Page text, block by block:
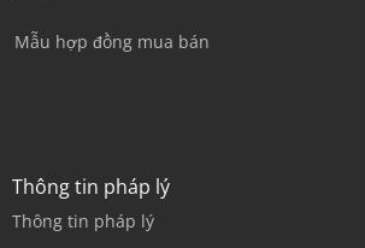
Mẫu hợp đồng mua bán
Thông tin pháp lý
Thông tin pháp lý